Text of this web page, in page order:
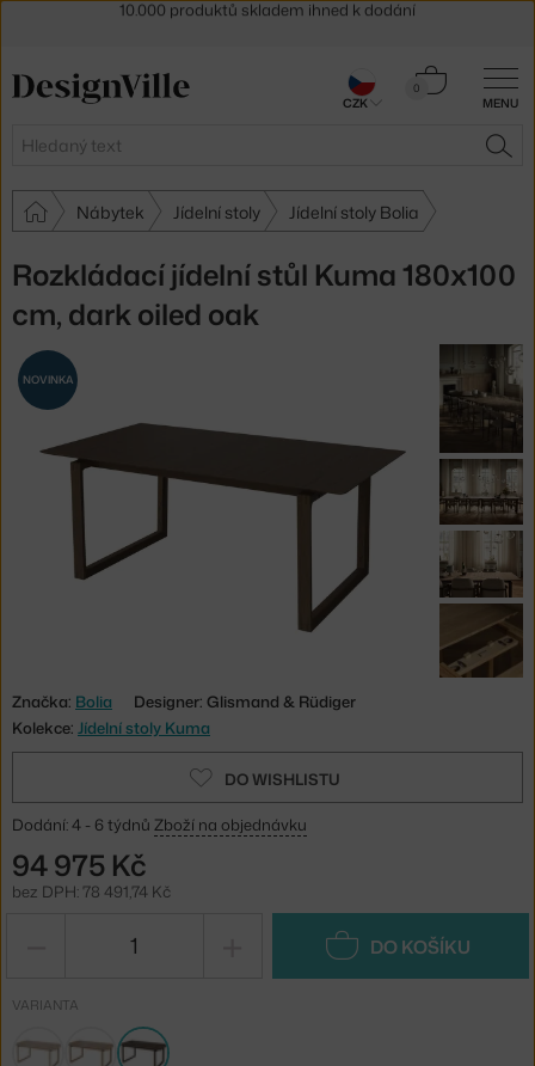
MENU
Hledat
0
Košík
Nábytek Jídelní stoly Jídelní stoly Bolia
Rozkládací jídelní stůl Kuma 180x100
cm, dark oiled oak
NOVINKA
Značka: Bolia
Designer: Glismand & Rüdiger
Kolekce: Jídelní stoly Kuma
DO WISHLISTU
Dodání: 4 - 6 týdnů Zboží na objednávku
94 975 Kč
bez DPH: 78 491,74 Kč
DO KOŠÍKU
VARIANTA
30 dní na vrácení zboží
CZK